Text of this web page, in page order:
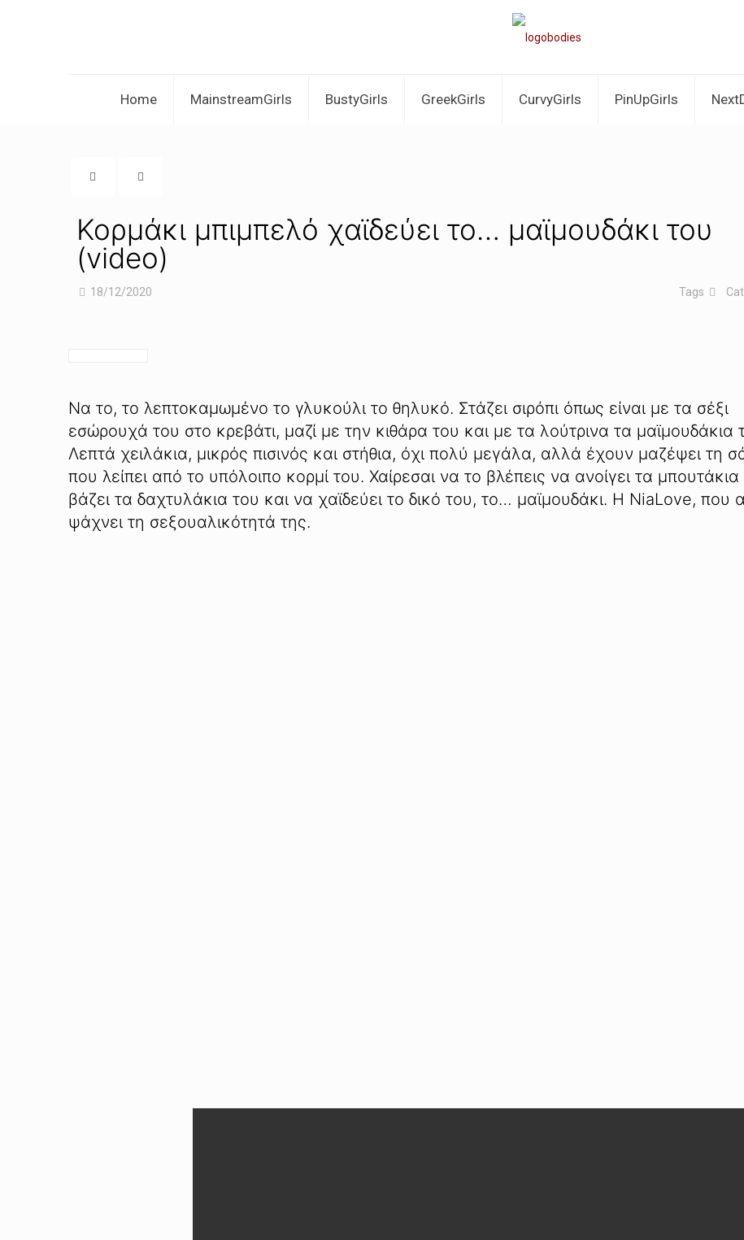
Home MainstreamGirls BustyGirls GreekGirls CurvyGirls PinUpGirls
Κορμάκι μπιμπελό χαϊδεύει το… μαϊμουδάκι του
(video)
18/12/2020 Tags
Να το, το λεπτοκαμωμένο το γλυκούλι το θηλυκό. Στάζει σιρόπι όπως είναι με τα σέξι
εσώρουχά του στο κρεβάτι, μαζί με την κιθάρα του και με τα λούτρινα τα μαϊμουδάκια
Λεπτά χειλάκια, μικρός πισινός και στήθια, όχι πολύ μεγάλα, αλλά έχουν μαζέψει τη
που λείπει από το υπόλοιπο κορμί του. Χαίρεσαι να το βλέπεις να ανοίγει τα
βάζει τα δαχτυλάκια του και να χαϊδεύει το δικό του, το… μαϊμουδάκι. Η NiaLove, που
ψάχνει τη σεξουαλικότητά της.